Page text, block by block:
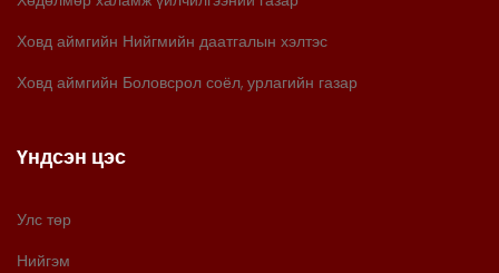
Ховд аймгийн Нийгмийн даатгалын хэлтэс
Ховд аймгийн Боловсрол соёл, урлагийн газар
Үндсэн цэс
Улс төр
Нийгэм